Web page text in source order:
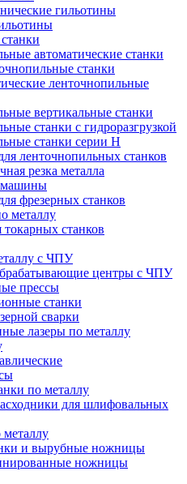
гильотины
автоматические станки
станки
ленточнопильные
вертикальные станки
станки с гидроразгрузкой
станки серии H
ленточнопильных станков
резка металла
машины
фрезерных станков
металлу
токарных станков
с ЧПУ
центры с ЧПУ
прессы
станки
сварки
лазеры по металлу
по металлу
для шлифовальных
и вырубные ножницы
ножницы